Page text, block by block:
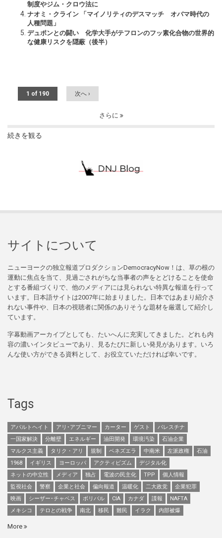
制度やジム・クロウ法に
ナオミ・クライン 「マイノリティのデスマッチ オバマ時代の
人種問題」
デュポンとの闘い 化学大手がテフロンのフッ素化合物の世界的
な健康リスクを隠蔽（後半）
1 of 190 次へ ›
さらに
続きを観る
サイトについて
ニューヨークの独立報道プロダクションDemocracyNow！は、草の根の
運動に焦点を当て、見過ごされがちな当事者の声をとどけることを使命
とする番組づくりで、他のメディアには見られない特異な報道を行って
います。日本語サイトは2007年に始まりました。日本ではあまり紹介さ
れない事件や、日本の視聴者に関係のありそうな題材を厳選して紹介し
ています。
字幕動画アーカイブとしても、たいへんに充実してきました。どれも内
容の濃いインタビューであり、見るたびに新しい発見があります。いろ
んな使い方ができる資料として、お役立ていただければ幸いです。
Tags
アパルトヘイト アリ･アブニマー カーター ゲスト
パレスチナ
一国家解決
分離壁 エネルギー 油田開発 環境汚染
石油企業
マルクス主義
タリク・アリ 規制 ベネズエラ 中南米 左派政権
石油
1968
イギリス ヨーロッパ アクティビズム
デジタル化
ネットの中立性
メディア 独占 電波の民主化 TPP
個人情報
監視社会
警察 企業と社会 偏向報道 温暖化 二大政党
企業犯罪
映画
シーザー･チャベス ボリバル CIA カナダ 諜報
NAFTA
メキシコ
テロとの戦争 南北 移民 難民 イラク 内部被爆
More